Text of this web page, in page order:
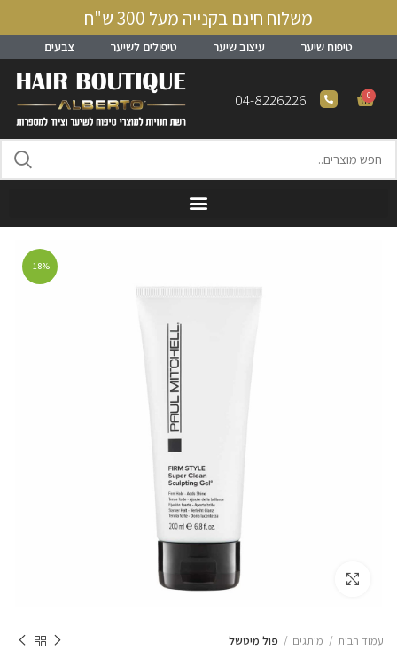
משלוח חינם בקנייה מעל 300 ש"ח
טיפוח שיער עיצוב שיער טיפולים לשיער צבעים
0
04-8226226
-18%
עמוד הבית מותגים פול מיטשל